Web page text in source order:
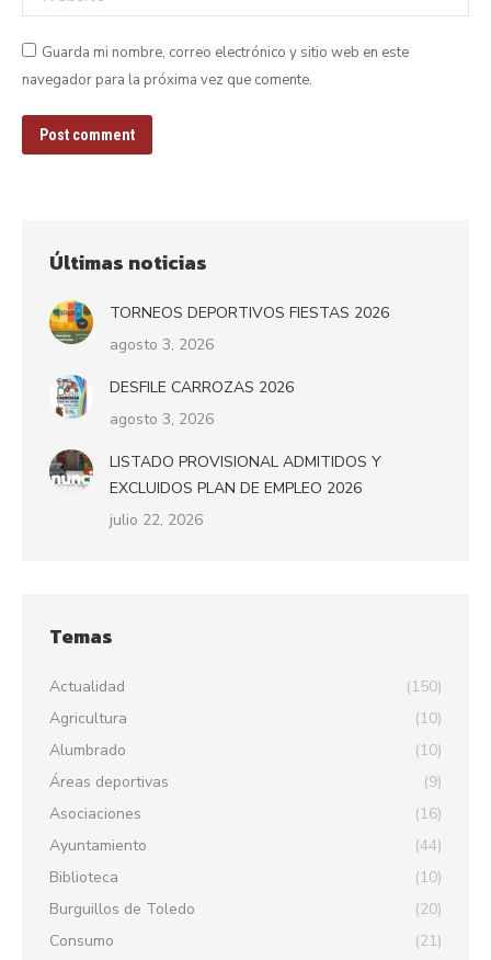
Guarda mi nombre, correo electrónico y sitio web en este
navegador para la próxima vez que comente.
Post comment
Últimas noticias
TORNEOS DEPORTIVOS FIESTAS 2026
agosto 3, 2026
DESFILE CARROZAS 2026
agosto 3, 2026
LISTADO PROVISIONAL ADMITIDOS Y
EXCLUIDOS PLAN DE EMPLEO 2026
julio 22, 2026
Temas
Actualidad
(150)
Agricultura
(10)
Alumbrado
(10)
Áreas deportivas
(9)
Asociaciones
(16)
Ayuntamiento
(44)
Biblioteca
(10)
Burguillos de Toledo
(20)
Consumo
(21)